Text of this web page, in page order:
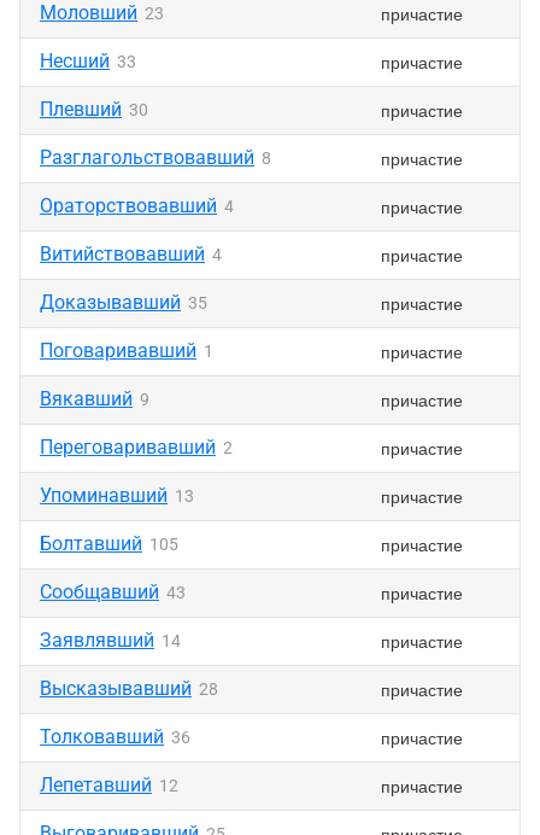
Моловший 23 причастие
Несший 33 причастие
Плевший 30 причастие
Разглагольствовавший 8 причастие
Ораторствовавший 4 причастие
Витийствовавший 4 причастие
Доказывавший 35 причастие
Поговаривавший 1 причастие
Вякавший 9 причастие
Переговаривавший 2 причастие
Упоминавший 13 причастие
Болтавший 105 причастие
Сообщавший 43 причастие
Заявлявший 14 причастие
Высказывавший 28 причастие
Толковавший 36 причастие
Лепетавший 12 причастие